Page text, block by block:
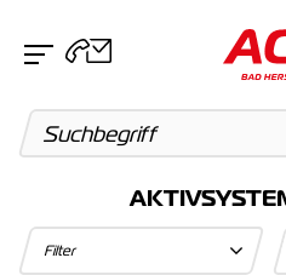
Keine Suchergebnisse gefunden.
Filter